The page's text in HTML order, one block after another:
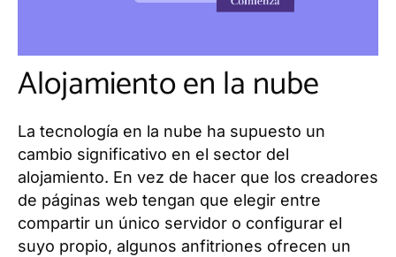
Alojamiento en la nube
La tecnología en la nube ha supuesto un
cambio significativo en el sector del
alojamiento. En vez de hacer que los creadores
de páginas web tengan que elegir entre
compartir un único servidor o configurar el
suyo propio, algunos anfitriones ofrecen un